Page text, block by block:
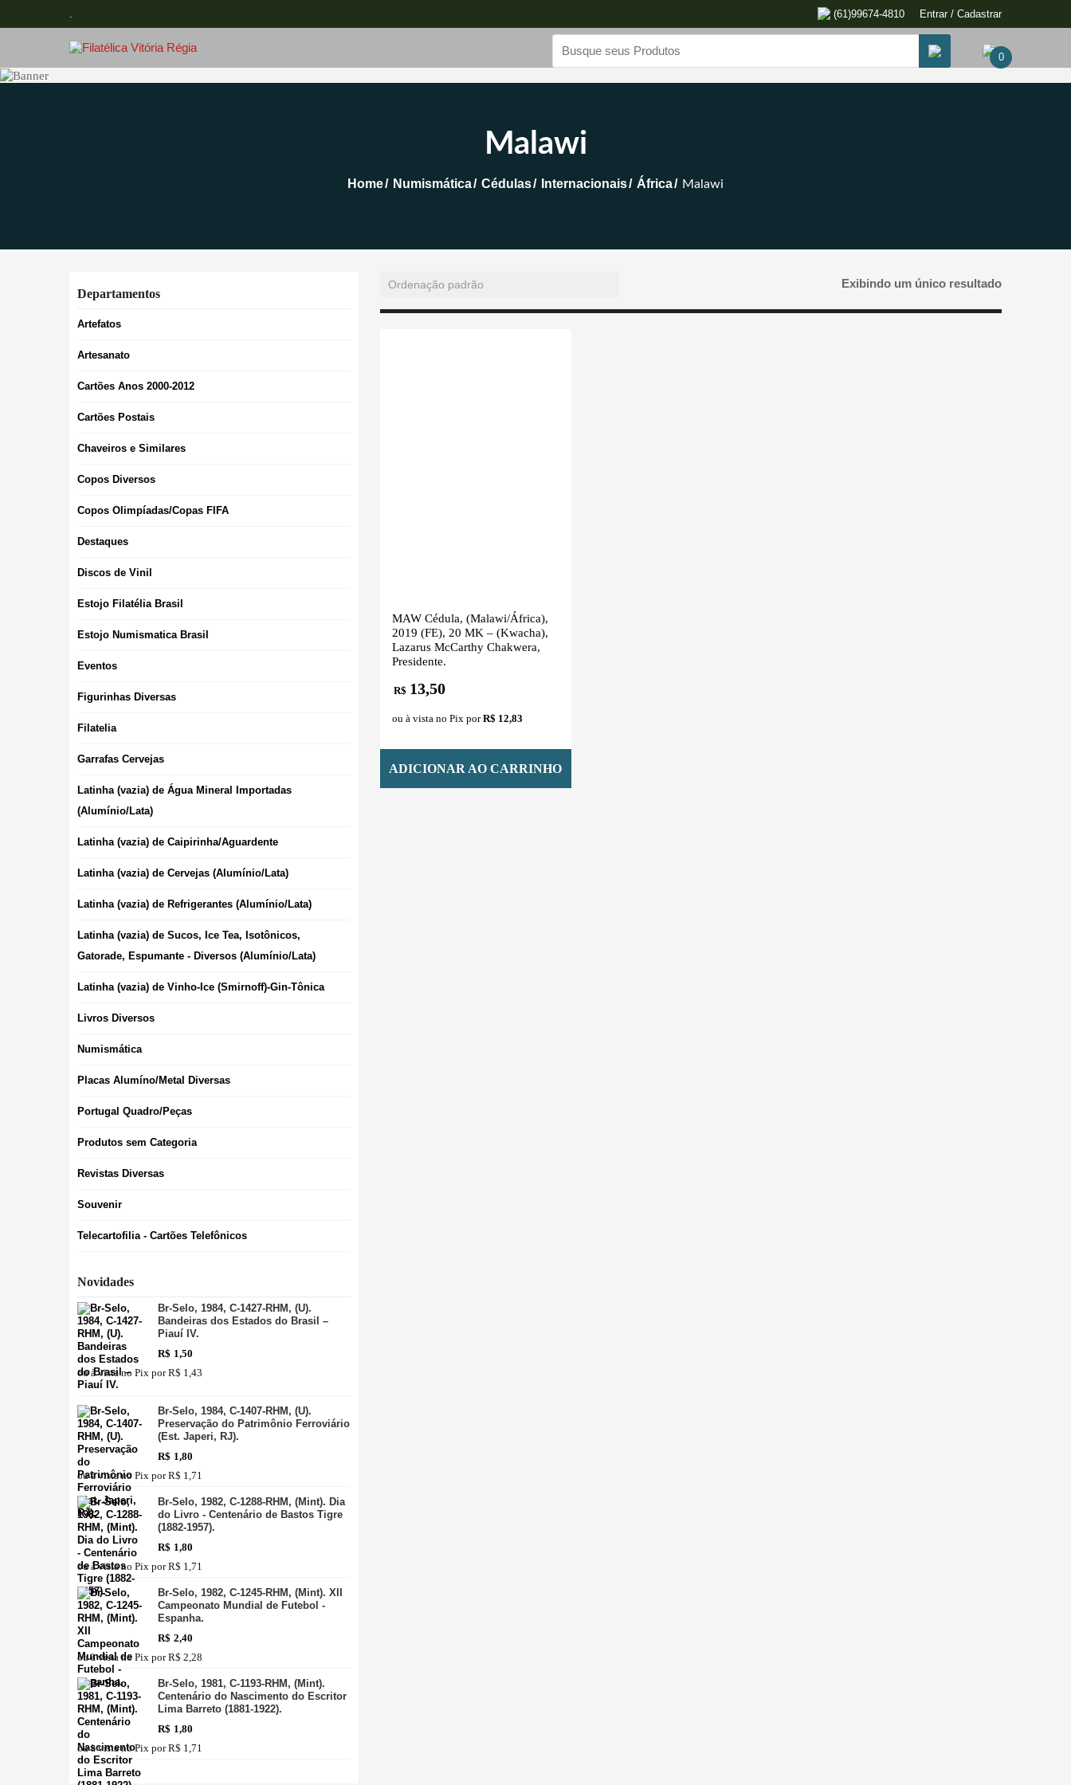
. (61)99674-4810 Entrar / Cadastrar
0
Malawi
Home Numismática Cédulas Internacionais África Malawi
Exibindo um único resultado
MAW Cédula, (Malawi/África),
2019 (FE), 20 MK – (Kwacha),
Lazarus McCarthy Chakwera,
Presidente.
R$ 13,50
ou à vista no Pix porR$ 12,83
ADICIONAR AO CARRINHO
Departamentos
Artefatos
Artesanato
Cartões Anos 2000-2012
Cartões Postais
Chaveiros e Similares
Copos Diversos
Copos Olimpíadas/Copas FIFA
Destaques
Discos de Vinil
Estojo Filatélia Brasil
Estojo Numismatica Brasil
Eventos
Figurinhas Diversas
Filatelia
Garrafas Cervejas
Latinha (vazia) de Água Mineral Importadas
(Alumínio/Lata)
Latinha (vazia) de Caipirinha/Aguardente
Latinha (vazia) de Cervejas (Alumínio/Lata)
Latinha (vazia) de Refrigerantes (Alumínio/Lata)
Latinha (vazia) de Sucos, Ice Tea, Isotônicos,
Gatorade, Espumante - Diversos (Alumínio/Lata)
Latinha (vazia) de Vinho-Ice (Smirnoff)-Gin-Tônica
Livros Diversos
Numismática
Placas Alumíno/Metal Diversas
Portugal Quadro/Peças
Produtos sem Categoria
Revistas Diversas
Souvenir
Telecartofilia - Cartões Telefônicos
Novidades
Br-Selo, 1984, C-1427-RHM, (U).
Bandeiras dos Estados do Brasil –
Piauí IV.
R$ 1,50
ou à vista no Pix porR$ 1,43
Br-Selo, 1984, C-1407-RHM, (U).
Preservação do Patrimônio Ferroviário
(Est. Japeri, RJ).
R$ 1,80
ou à vista no Pix porR$ 1,71
Br-Selo, 1982, C-1288-RHM, (Mint). Dia
do Livro - Centenário de Bastos Tigre
(1882-1957).
R$ 1,80
ou à vista no Pix porR$ 1,71
Br-Selo, 1982, C-1245-RHM, (Mint). XII
Campeonato Mundial de Futebol -
Espanha.
R$ 2,40
ou à vista no Pix porR$ 2,28
Br-Selo, 1981, C-1193-RHM, (Mint).
Centenário do Nascimento do Escritor
Lima Barreto (1881-1922).
R$ 1,80
ou à vista no Pix porR$ 1,71